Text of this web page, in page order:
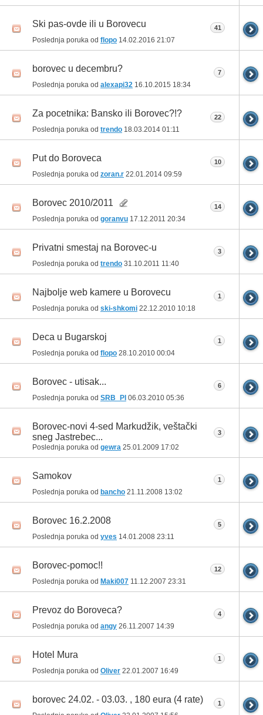
Ski pas-ovde ili u Borovecu
Poslednja poruka od flopo 14.02.2016 21:07
41
borovec u decembru?
Poslednja poruka od alexapi32 16.10.2015 18:34
7
Za pocetnika: Bansko ili Borovec?!?
Poslednja poruka od trendo 18.03.2014 01:11
22
Put do Boroveca
Poslednja poruka od zoran.r 22.01.2014 09:59
10
Borovec 2010/2011
Poslednja poruka od goranvu 17.12.2011 20:34
14
Privatni smestaj na Borovec-u
Poslednja poruka od trendo 31.10.2011 11:40
3
Najbolje web kamere u Borovecu
Poslednja poruka od ski-shkomi 22.12.2010 10:18
1
Deca u Bugarskoj
Poslednja poruka od flopo 28.10.2010 00:04
1
Borovec - utisak...
Poslednja poruka od SRB_PI 06.03.2010 05:36
6
Borovec-novi 4-sed Markudžik, veštački
sneg Jastrebec...
Poslednja poruka od gewra 25.01.2009 17:02
3
Samokov
Poslednja poruka od bancho 21.11.2008 13:02
1
Borovec 16.2.2008
Poslednja poruka od yves 14.01.2008 23:11
5
Borovec-pomoc!!
Poslednja poruka od Maki007 11.12.2007 23:31
12
Prevoz do Boroveca?
Poslednja poruka od angy 26.11.2007 14:39
4
Hotel Mura
Poslednja poruka od Oliver 22.01.2007 16:49
1
borovec 24.02. - 03.03. , 180 eura (4 rate) 1